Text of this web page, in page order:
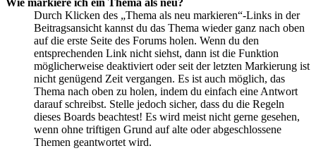
Durch Klicken des „Thema als neu markieren“-Links in der
Beitragsansicht kannst du das Thema wieder ganz nach oben
auf die erste Seite des Forums holen. Wenn du den
entsprechenden Link nicht siehst, dann ist die Funktion
möglicherweise deaktiviert oder seit der letzten Markierung ist
nicht genügend Zeit vergangen. Es ist auch möglich, das
Thema nach oben zu holen, indem du einfach eine Antwort
darauf schreibst. Stelle jedoch sicher, dass du die Regeln
dieses Boards beachtest! Es wird meist nicht gerne gesehen,
wenn ohne triftigen Grund auf alte oder abgeschlossene
Themen geantwortet wird.